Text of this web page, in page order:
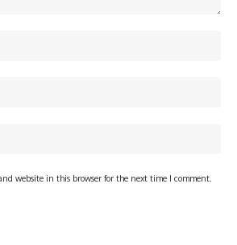
website in this browser for the next time I comment.